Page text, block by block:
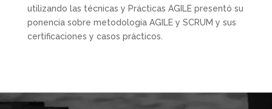
utilizando las técnicas y Prácticas AGILE presentó su
ponencia sobre metodología AGILE y SCRUM y sus
certificaciones y casos prácticos.